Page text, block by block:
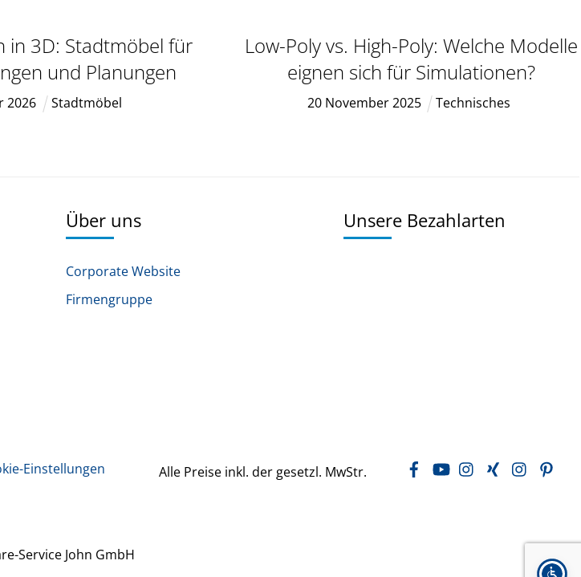
in 3D: Stadtmöbel für
und Planungen
2026 Stadtmöbel
Low-Poly vs. High-Poly: Welche Modelle
eignen sich für Simulationen?
20 November 2025 Technisches
Über uns
Corporate Website
Firmengruppe
Unsere Bezahlarten
Einstellungen Alle Preise inkl. der gesetzl. MwStr. FacebookYouTubeInstagram
Xing LinkedIn
Service John GmbH